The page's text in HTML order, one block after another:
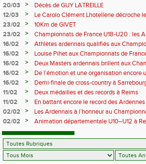
20/03
>
Décès de GUY LATREILLE
12/03
>
Le Carolo Clément Lhotellerie décroche
master de cross-country
23/02 >
10Km de GIVET
23/02
>
Championnats de France U18-U20 : les
Val-de-Reuil
16/02 >
Athlètes ardennais qualifiés aux
en salle
16/02 >
Louise Pihet aux Championnats de
16/02
>
Deux Masters ardennais brillent aux
Saint‑Brieuc
16/02 >
De l’émotion et une organisation encore
Trail 2026
16/02 >
Demi-finale de cross-country à
boue… et à la fête !
11/02 >
Deux médailles et des records à Reims
11/02
>
En battant encore le record des
Pihet ira aux championnats de France
02/02 >
Les Ardennais à l’honneur au
02/02
>
Animation départementale U10–U12 à